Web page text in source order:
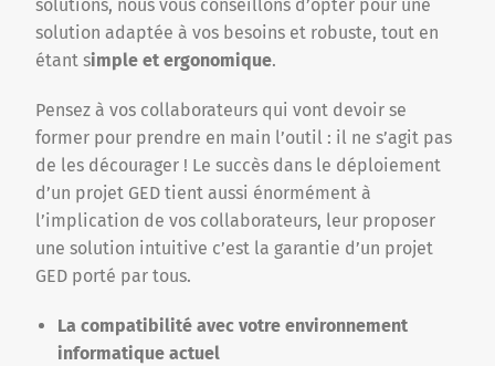
solutions, nous vous conseillons d’opter pour une
solution adaptée à vos besoins et robuste, tout en
étant simple et ergonomique.
Pensez à vos collaborateurs qui vont devoir se
former pour prendre en main l’outil : il ne s’agit pas
de les décourager ! Le succès dans le déploiement
d’un projet GED tient aussi énormément à
l’implication de vos collaborateurs, leur proposer
une solution intuitive c’est la garantie d’un projet
GED porté par tous.
La compatibilité avec votre environnement
informatique actuel